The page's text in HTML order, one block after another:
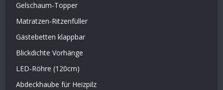
Gelschaum-Topper
Matratzen-Ritzenfüller
Gästebetten klappbar
Blickdichte Vorhänge
LED-Röhre (120cm)
Abdeckhaube für Heizpilz